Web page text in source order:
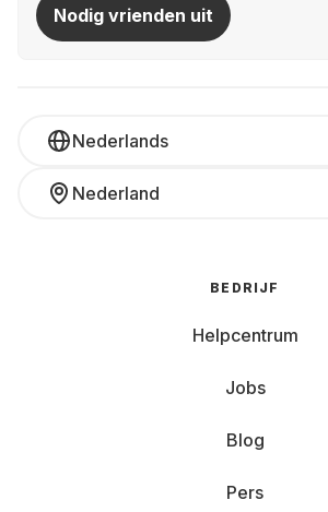
Nodig vrienden uit
Nederlands
Nederland
BEDRIJF
Helpcentrum
Jobs
Blog
Pers